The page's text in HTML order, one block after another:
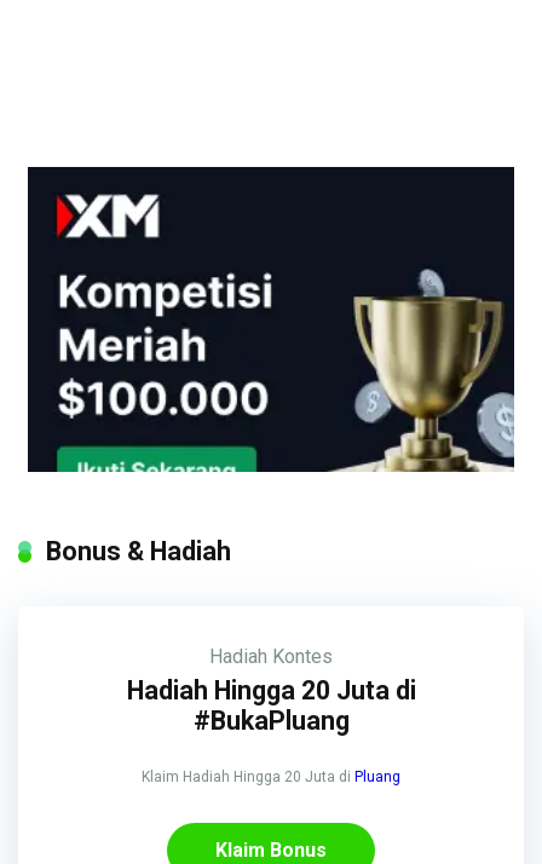
Bonus & Hadiah
Hadiah Kontes
Hadiah Hingga 20 Juta di
#BukaPluang
Klaim Hadiah Hingga 20 Juta di Pluang
Klaim Bonus